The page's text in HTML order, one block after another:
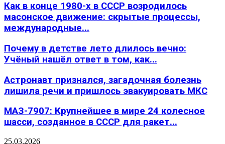
Как в конце 1980-х в СССР возродилось
масонское движение: скрытые процессы,
международные...
Почему в детстве лето длилось вечно:
Учёный нашёл ответ в том, как...
Астронавт признался, загадочная болезнь
лишила речи и пришлось эвакуировать МКС
МАЗ-7907: Крупнейшее в мире 24 колесное
шасси, созданное в СССР для ракет...
25.03.2026